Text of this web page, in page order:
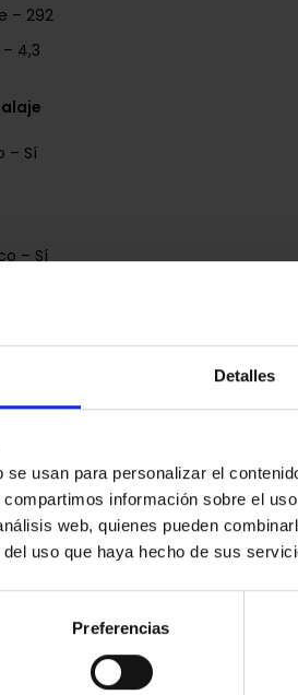
Detalles
usan para personalizar el
información sobre el
web, quienes pueden
uso que haya hecho de sus
Preferencias
– 292
4,3
– Sí
– Sí
– Lado, Punta
– Sí
– Sí
– Sí